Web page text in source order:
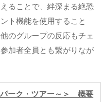
ることで、絆深まる絶恐
ト機能を使用すること
のグループの反応もチェ
加者全員とも繋がりなが
パーク・ツアー～＞ 概要